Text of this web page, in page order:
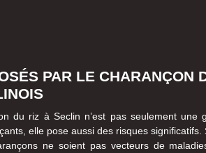
PAR LE CHARANÇON
du riz à Seclin n’est pas seulement une
elle pose aussi des risques significatifs.
ne soient pas vecteurs de